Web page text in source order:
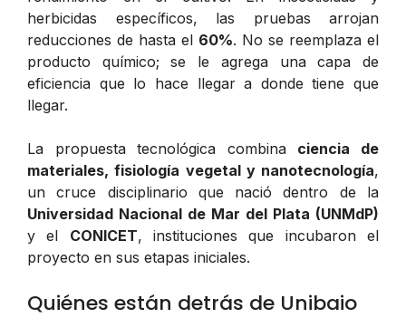
herbicidas específicos, las pruebas arrojan
reducciones de hasta el 60%. No se reemplaza el
producto químico; se le agrega una capa de
eficiencia que lo hace llegar a donde tiene que
llegar.
La propuesta tecnológica combina ciencia de
materiales, fisiología vegetal y nanotecnología,
un cruce disciplinario que nació dentro de la
Universidad Nacional de Mar del Plata (UNMdP)
y el CONICET, instituciones que incubaron el
proyecto en sus etapas iniciales.
Quiénes están detrás de Unibaio